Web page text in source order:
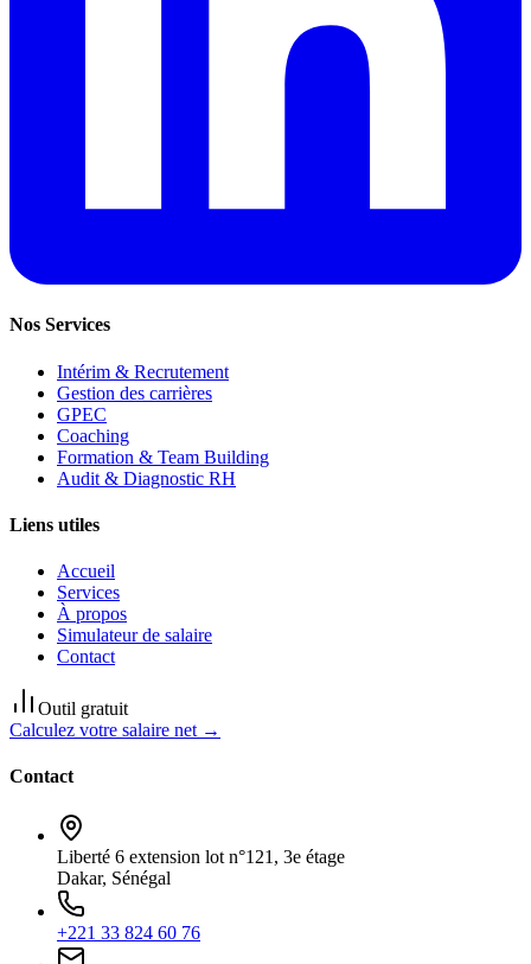
Nos Services
Intérim & Recrutement
Gestion des carrières
GPEC
Coaching
Formation & Team Building
Audit & Diagnostic RH
Liens utiles
Accueil
Services
À propos
Simulateur de salaire
Contact
Outil gratuit
Calculez votre salaire net →
Contact
Liberté 6 extension lot n°121, 3e étage
Dakar, Sénégal
+221 33 824 60 76